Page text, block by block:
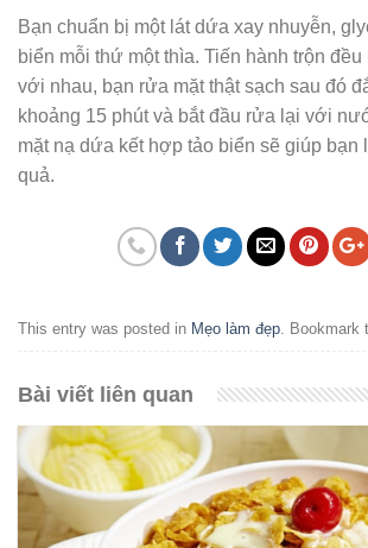
Bạn chuẩn bị một lát dứa xay nhuyễn,
biển mỗi thứ một thìa. Tiến hành trộn
với nhau, bạn rửa mặt thật sạch sau đó
khoảng 15 phút và bắt đầu rửa lại với
mặt nạ dứa kết hợp tảo biển sẽ giúp bạn
quả.
This entry was posted in Mẹo làm đẹp. Bookmark
Bài viết liên quan